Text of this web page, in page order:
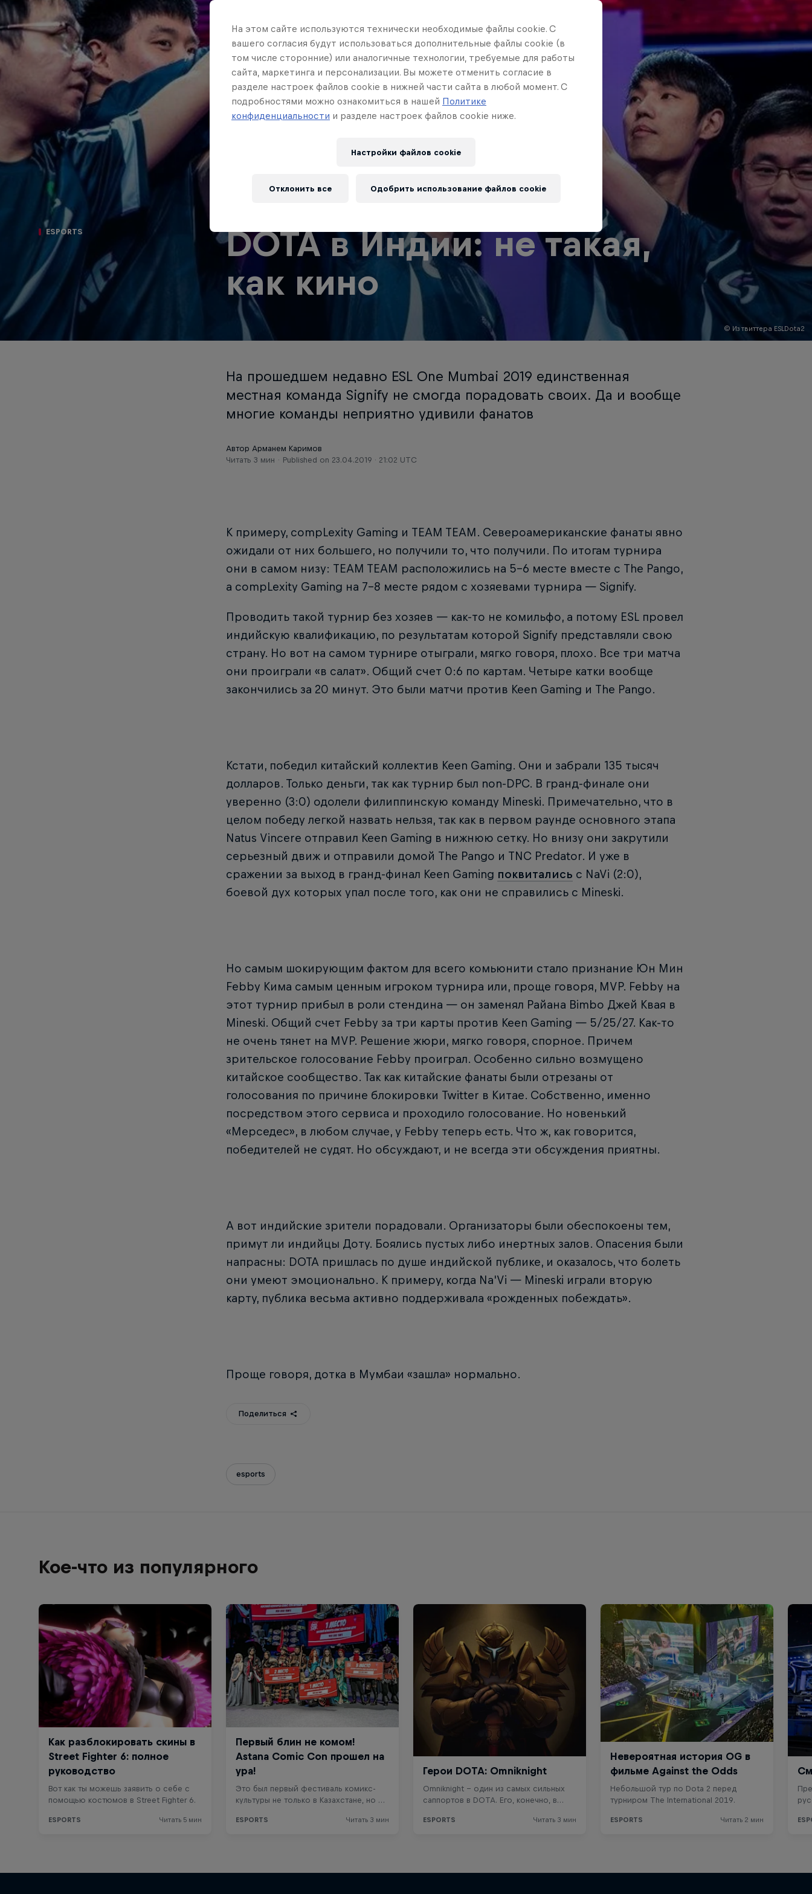
© Из твиттера ESLDota2
ESPORTS
DOTA в Индии: не такая,
как кино
На прошедшем недавно ESL One Mumbai 2019 единственная
местная команда Signify не смогда порадовать своих. Да и вообще
многие команды неприятно удивили фанатов
Автор Арманем Каримов
Читать 3 мин
Published on 23.04.2019 · 21:02 UTC
К примеру, compLexity Gaming и TEAM TEAM. Североамериканские фанаты явно
ожидали от них большего, но получили то, что получили. По итогам турнира
они в самом низу: TEAM TEAM расположились на 5-6 месте вместе с The Pango,
а compLexity Gaming на 7-8 месте рядом с хозяевами турнира — Signify.
Проводить такой турнир без хозяев — как-то не комильфо, а потому ESL провел
индийскую квалификацию, по результатам которой Signify представляли свою
страну. Но вот на самом турнире отыграли, мягко говоря, плохо. Все три матча
они проиграли «в салат». Общий счет 0:6 по картам. Четыре катки вообще
закончились за 20 минут. Это были матчи против Keen Gaming и The Pango.
Кстати, победил китайский коллектив Keen Gaming. Они и забрали 135 тысяч
долларов. Только деньги, так как турнир был non-DPC. В гранд-финале они
уверенно (3:0) одолели филиппинскую команду Mineski. Примечательно, что в
целом победу легкой назвать нельзя, так как в первом раунде основного этапа
Natus Vincere отправил Keen Gaming в нижнюю сетку. Но внизу они закрутили
серьезный движ и отправили домой The Pango и TNC Predator. И уже в
сражении за выход в гранд-финал Keen Gaming поквитались с NaVi (2:0),
боевой дух которых упал после того, как они не справились с Mineski.
Но самым шокирующим фактом для всего комьюнити стало признание Юн Мин
Febby Кима самым ценным игроком турнира или, проще говоря, MVP. Febby на
этот турнир прибыл в роли стендина — он заменял Райана Bimbo Джей Квая в
Mineski. Общий счет Febby за три карты против Keen Gaming — 5/25/27. Как-то
не очень тянет на MVP. Решение жюри, мягко говоря, спорное. Причем
зрительское голосование Febby проиграл. Особенно сильно возмущено
китайское сообщество. Так как китайские фанаты были отрезаны от
голосования по причине блокировки Twitter в Китае. Собственно, именно
посредством этого сервиса и проходило голосование. Но новенький
«Мерседес», в любом случае, у Febby теперь есть. Что ж, как говорится,
победителей не судят. Но обсуждают, и не всегда эти обсуждения приятны.
А вот индийские зрители порадовали. Организаторы были обеспокоены тем,
примут ли индийцы Доту. Боялись пустых либо инертных залов. Опасения были
напрасны: DOTA пришлась по душе индийской публике, и оказалось, что болеть
они умеют эмоционально. К примеру, когда Na'Vi — Mineski играли вторую
карту, публика весьма активно поддерживала «рожденных побеждать».
Проще говоря, дотка в Мумбаи «зашла» нормально.
Поделиться
esports
Кое-что из популярного
На этом сайте иcпользуются технически необходимые файлы cookie. С
вашего согласия будут использоваться дополнительные файлы cookie (в
том числе сторонние) или аналогичные технологии, требуемые для работы
сайта, маркетинга и персонализации. Вы можете отменить согласие в
разделе настроек файлов cookie в нижней части сайта в любой момент. С
подробностями можно ознакомиться в нашей Политике
конфиденциальности и разделе настроек файлов cookie ниже.
Настройки файлов cookie
Отклонить все Одобрить использование файлов cookie